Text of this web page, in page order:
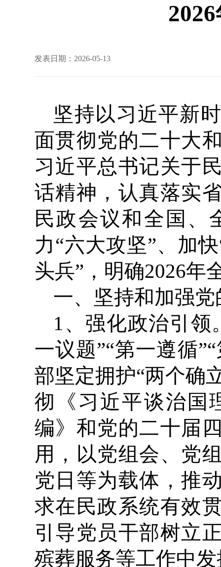
发表日期：2026-05-13
坚持以习近平新
面贯彻党的二十大
习近平总书记关于
话精神，认真落实
民政会议和全国、
力“六大攻坚”、加
头兵”，明确2026年
一、坚持和加强
1、强化政治引领
一议题”“第一遵循
部坚定拥护“两个确
彻《习近平谈治国
编》和党的二十届
用，以党组会、党
党日等为载体，推
求在民政系统有效
引导党员干部树立
殡葬服务等工作中